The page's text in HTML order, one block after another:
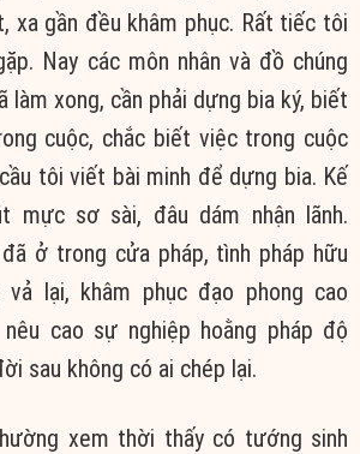
xa gần đều khâm phục. Rất tiếc tôi
Nay các môn nhân và đồ chúng
làm xong, cần phải dựng bia ký, biết
cuộc, chắc biết việc trong cuộc
tôi viết bài minh để dựng bia. Kế
mực sơ sài, đâu dám nhận lãnh.
ở trong cửa pháp, tình pháp hữu
lại, khâm phục đạo phong cao
cao sự nghiệp hoằng pháp độ
sau không có ai chép lại.
xem thời thấy có tướng sinh